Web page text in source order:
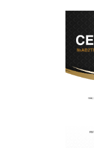
позволяет
услуги
обеспечат
полной